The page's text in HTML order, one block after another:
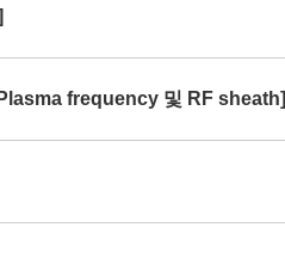
frequency 및 RF sheath]